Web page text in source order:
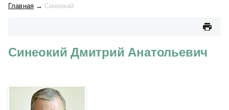
Главная → Синеокий
Синеокий Дмитрий Анатольевич